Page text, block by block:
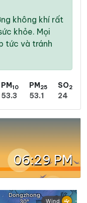
không khí rất
khỏe. Mọi
tức và tránh
PM10
53.3
PM25
53.1
SO2
24
06:29 PM